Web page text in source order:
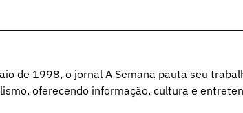
de 1998, o jornal A Semana pauta seu
oferecendo informação, cultura e